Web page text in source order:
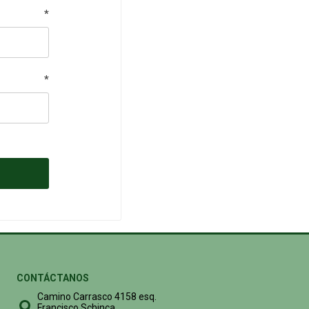
*
*
CONTÁCTANOS
Camino Carrasco 4158 esq.